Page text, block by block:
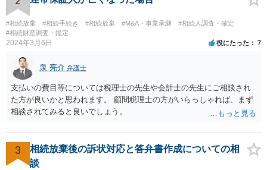
#相続放棄 #相続手続き #相続放棄 #M&A・事業承継
#相続人調査・確定
#相続財産調査・鑑定
2024年3月6日 役にたった 7
泉 亮介 弁護士
支払いの費目等については税理士の先生や会計士の先生にご相談され
た方が良いかと思われます。 顧問税理士の方がいらっしゃれば、まず
相談されてみると良いでしょう。
3
相続放棄後の訴状対応と答弁書作成についての相
談